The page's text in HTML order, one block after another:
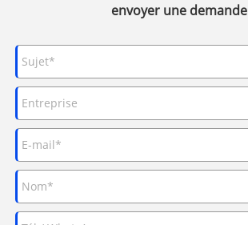
envoyer une demande